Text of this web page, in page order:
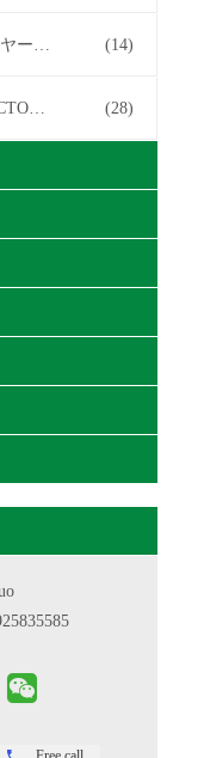
コネクター ワイヤー馬具 (14)
TF SIM CONNECTOR について (28)